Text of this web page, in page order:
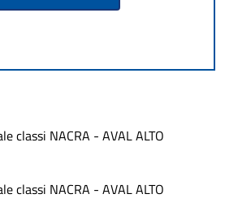
classi NACRA - AVAL ALTO
classi NACRA - AVAL ALTO